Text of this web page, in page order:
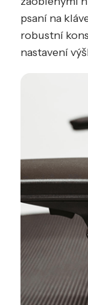
psaní na
robustní
nastavení